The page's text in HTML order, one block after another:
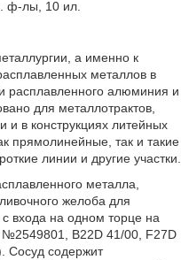
ф-лы, 10 ил.
а именно к
металлов в
расплавленного алюминия и
для металлотрактов,
и в конструкциях литейных
прямолинейные, так и такие
линии и другие участки.
металла,
желоба для
входа на одном торце на
№2549801, B22D 41/00, F27D
Сосуд содержит